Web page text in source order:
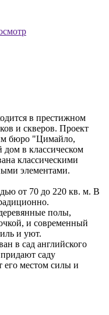
в престижном
и скверов. Проект
бюро "Цимайло,
в классическом
классическими
элементами.
от 70 до 220 кв. м. В
полы,
и современный
и уют.
в сад английского
саду
местом силы и